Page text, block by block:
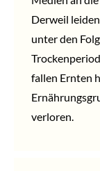
Derweil
unter den
fallen Ernten
verloren.